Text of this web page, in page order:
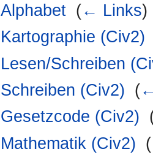
Alphabet (← Links)
Kartographie (Civ2)
Lesen/Schreiben
Schreiben (Civ2) (
Gesetzcode (Civ2)
Mathematik (Civ2) (